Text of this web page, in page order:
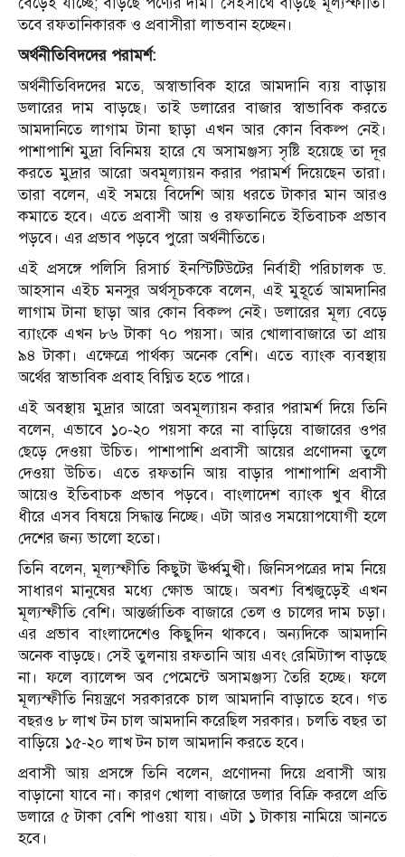
তবে রফতানিকারক ও প্রবাসীরা লাভবান হচ্ছেন।
অর্থনীতিবিদদের পরামর্শ:
অর্থনীতিবিদদের মতে, অস্বাভাবিক হারে আমদানি ব্যয় বাড়ায়
ডলারের দাম বাড়ছে। তাই ডলারের বাজার স্বাভাবিক করতে
আমদানিতে লাগাম টানা ছাড়া এখন আর কোন বিকল্প নেই।
পাশাপাশি মুদ্রা বিনিময় হারে যে অসামঞ্জস্য সৃষ্টি হয়েছে তা দূর
করতে মুদ্রার আরো অবমূল্যায়ন করার পরামর্শ দিয়েছেন তারা।
তারা বলেন, এই সময়ে বিদেশি আয় ধরতে টাকার মান আরও
কমাতে হবে। এতে প্রবাসী আয় ও রফতানিতে ইতিবাচক প্রভাব
পড়বে। এর প্রভাব পড়বে পুরো অর্থনীতিতে।
এই প্রসঙ্গে পলিসি রিসার্চ ইনস্টিটিউটের নির্বাহী পরিচালক ড.
আহসান এইচ মনসুর অর্থসূচককে বলেন, এই মুহূর্তে আমদানির
লাগাম টানা ছাড়া আর কোন বিকল্প নেই। ডলারের মূল্য বেড়ে
ব্যাংকে এখন ৮৬ টাকা ৭০ পয়সা। আর খোলাবাজারে তা প্রায়
৯৪ টাকা। এক্ষেত্রে পার্থক্য অনেক বেশি। এতে ব্যাংক ব্যবস্থায়
অর্থের স্বাভাবিক প্রবাহ বিঘ্নিত হতে পারে।
এই অবস্থায় মুদ্রার আরো অবমূল্যায়ন করার পরামর্শ দিয়ে তিনি
বলেন, এভাবে ১০-২০ পয়সা করে না বাড়িয়ে বাজারের ওপর
ছেড়ে দেওয়া উচিত। পাশাপাশি প্রবাসী আয়ের প্রণোদনা তুলে
দেওয়া উচিত। এতে রফতানি আয় বাড়ার পাশাপাশি প্রবাসী
আয়েও ইতিবাচক প্রভাব পড়বে। বাংলাদেশ ব্যাংক খুব ধীরে
ধীরে এসব বিষয়ে সিদ্ধান্ত নিচ্ছে। এটা আরও সময়োপযোগী হলে
দেশের জন্য ভালো হতো।
তিনি বলেন, মূল্যস্ফীতি কিছুটা ঊর্ধ্বমুখী। জিনিসপত্রের দাম নিয়ে
সাধারণ মানুষের মধ্যে ক্ষোভ আছে। অবশ্য বিশ্বজুড়েই এখন
মূল্যস্ফীতি বেশি। আন্তর্জাতিক বাজারে তেল ও চালের দাম চড়া।
এর প্রভাব বাংলাদেশেও কিছুদিন থাকবে। অন্যদিকে আমদানি
অনেক বাড়ছে। সেই তুলনায় রফতানি আয় এবং রেমিট্যান্স বাড়ছে
না। ফলে ব্যালেন্স অব পেমেন্টে অসামঞ্জস্য তৈরি হচ্ছে। ফলে
মূল্যস্ফীতি নিয়ন্ত্রণে সরকারকে চাল আমদানি বাড়াতে হবে। গত
বছরও ৮ লাখ টন চাল আমদানি করেছিল সরকার। চলতি বছর তা
বাড়িয়ে ১৫-২০ লাখ টন চাল আমদানি করতে হবে।
প্রবাসী আয় প্রসঙ্গে তিনি বলেন, প্রণোদনা দিয়ে প্রবাসী আয়
বাড়ানো যাবে না। কারণ খোলা বাজারে ডলার বিক্রি করলে প্রতি
ডলারে ৫ টাকা বেশি পাওয়া যায়। এটা ১ টাকায় নামিয়ে আনতে
হবে।